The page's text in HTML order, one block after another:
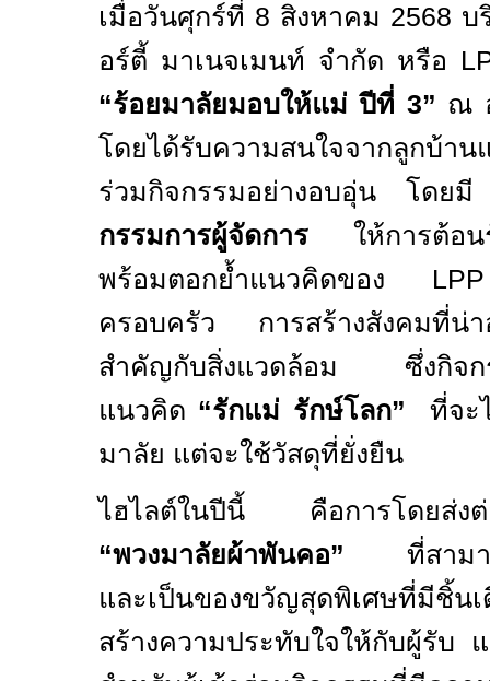
เมื่อวันศุกร์ที่ 8 สิงหาคม 2568 บ
อร์ตี้ มาเนจเมนท์ จำกัด หรือ
“ร้อยมาลัยมอบให้แม่ ปีที่ 3” ณ
โดยได้รับความสนใจจากลูกบ้าน
ร่วมกิจกรรมอย่างอบอุ่น โดยมี
กรรมการผู้จัดการ ให้การต้อน
พร้อมตอกย้ำแนวคิดของ
ครอบครัว การสร้างสังคมที่น่
สำคัญกับสิ่งแวดล้อม ซึ่งกิจกร
แนวคิด “รักแม่ รักษ์โลก”
ที่จะ
มาลัย แต่จะใช้วัสดุที่ยั่งยืน
ไฮไลต์ในปีนี้ คือการโดยส่งต่
“พวงมาลัยผ้าพันคอ”
ที่สาม
และเป็นของขวัญสุดพิเศษที่มีชิ้นเ
สร้างความประทับใจให้กับผู้รับ